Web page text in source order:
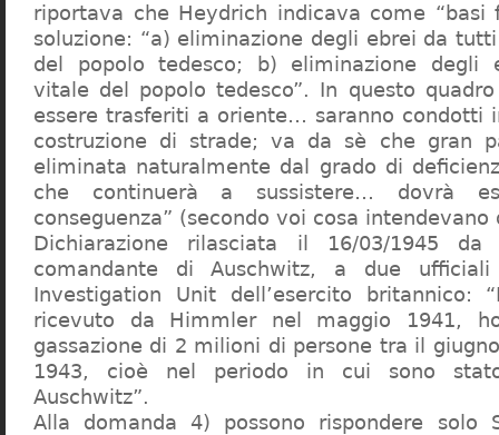
riportava che Heydrich indicava come “basi
soluzione: “a) eliminazione degli ebrei da
del popolo tedesco; b) eliminazione degli
vitale del popolo tedesco”. In questo
essere trasferiti a oriente… saranno condotti
costruzione di strade; va da sè che gran
eliminata naturalmente dal grado di
che continuerà a sussistere… dovrà
conseguenza” (secondo voi cosa intendevano
Dichiarazione rilasciata il 16/03/1945
comandante di Auschwitz, a due
Investigation Unit dell’esercito britannico:
ricevuto da Himmler nel maggio 1941,
gassazione di 2 milioni di persone tra il
1943, cioè nel periodo in cui sono
Auschwitz”.
Alla domanda 4) possono rispondere solo